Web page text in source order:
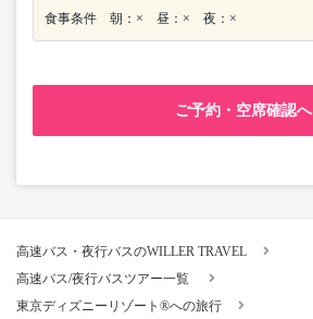
食事条件 朝：× 昼：× 夜：×
ご予約・空席確認へ
高速バス・夜行バスのWILLER TRAVEL
高速バス/夜行バスツアー一覧
東京ディズニーリゾート®への旅行